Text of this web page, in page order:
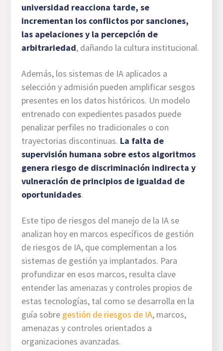
universidad reacciona tarde, se
incrementan los conflictos por sanciones,
las apelaciones y la percepción de
arbitrariedad, dañando la cultura institucional.
Además, los sistemas de IA aplicados a
selección y admisión pueden amplificar sesgos
presentes en los datos históricos. Un modelo
entrenado con expedientes pasados puede
penalizar perfiles no tradicionales o con
trayectorias discontinuas. La falta de
supervisión humana sobre estos algoritmos
genera riesgo de discriminación indirecta y
vulneración de principios de igualdad de
oportunidades.
Este tipo de riesgos del manejo de la IA se
analizan hoy en marcos específicos de gestión
de riesgos de IA, que complementan a los
sistemas de gestión ya implantados. Para
profundizar en esos marcos, resulta clave
entender las amenazas y controles propios de
estas tecnologías, tal como se desarrolla en la
guía sobre gestión de riesgos de IA, marcos,
amenazas y controles orientados a
organizaciones avanzadas.